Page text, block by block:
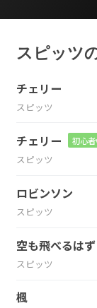
スピッツ
チェリー
スピッツ
チェリー 初心
スピッツ
ロビンソン
スピッツ
空も飛べるはず
スピッツ
楓